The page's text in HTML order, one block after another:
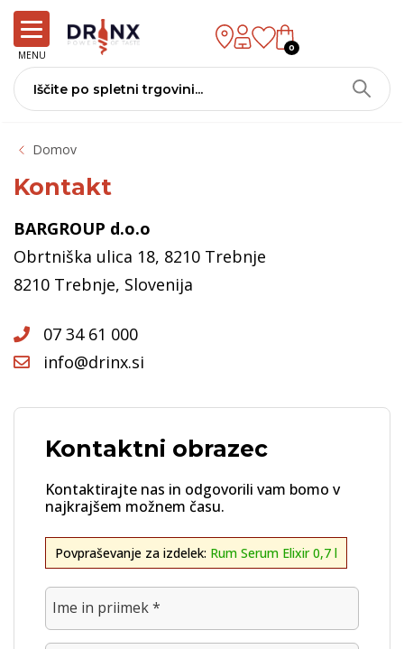
MENU
0
Domov
Kontakt
BARGROUP d.o.o
Obrtniška ulica 18, 8210 Trebnje
8210 Trebnje, Slovenija
07 34 61 000
info@drinx.si
Kontaktni obrazec
Kontaktirajte nas in odgovorili vam bomo v
najkrajšem možnem času.
Povpraševanje za izdelek: Rum Serum Elixir 0,7 l
Ime in priimek *